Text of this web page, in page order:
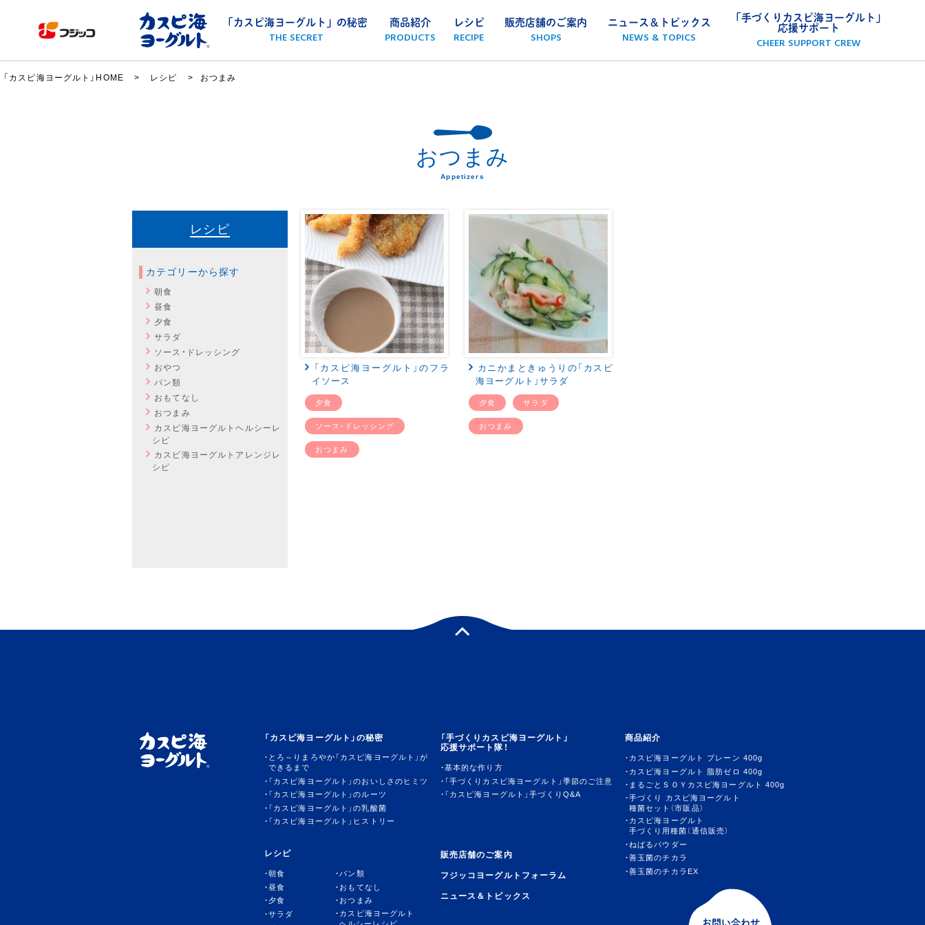
「カスピ海ヨーグルト」の秘密
THE SECRET
商品紹介
PRODUCTS
レシピ
RECIPE
販売店舗のご案内
SHOPS
ニュース＆トピックス
NEWS & TOPICS
「手づくりカスピ海ヨーグルト」
応援サポート
CHEER SUPPORT CREW
「カスピ海ヨーグルト」HOME レシピ おつまみ
おつまみ
Appetizers
レシピ
カテゴリーから探す
朝食
昼食
夕食
サラダ
ソース・ドレッシング
おやつ
パン類
おもてなし
おつまみ
カスピ海ヨーグルトヘルシーレ
シピ
カスピ海ヨーグルトアレンジレ
シピ
「カスピ海ヨーグルト」のフラ
イソース
夕食
ソース・ドレッシング
おつまみ
カニかまときゅうりの「カスピ
海ヨーグルト」サラダ
夕食 サラダ
おつまみ
「カスピ海ヨーグルト」の秘密
とろ～りまろやか「カスピ海ヨーグルト」が
できるまで
「カスピ海ヨーグルト」のおいしさのヒミツ
「カスピ海ヨーグルト」のルーツ
「カスピ海ヨーグルト」の乳酸菌
「カスピ海ヨーグルト」ヒストリー
レシピ
朝食
昼食
夕食
サラダ
パン類
おもてなし
おつまみ
カスピ海ヨーグルト
「手づくりカスピ海ヨーグルト」
応援サポート隊！
基本的な作り方
「手づくりカスピ海ヨーグルト」季節のご注意
「カスピ海ヨーグルト」手づくりQ&A
販売店舗のご案内
フジッコヨーグルトフォーラム
ニュース＆トピックス
商品紹介
カスピ海ヨーグルト プレーン 400g
カスピ海ヨーグルト 脂肪ゼロ 400g
まるごとＳＯＹカスピ海ヨーグルト 400g
手づくり カスピ海ヨーグルト
種菌セット（市販品）
カスピ海ヨーグルト
手づくり用種菌（通信販売）
ねばるパウダー
善玉菌のチカラ
善玉菌のチカラEX